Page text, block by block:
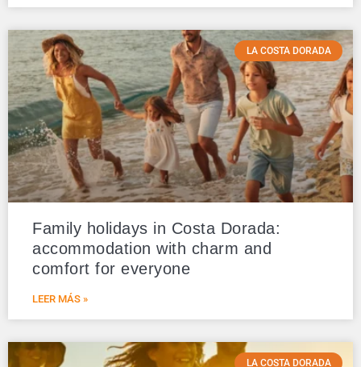
LA COSTA DORADA
Family holidays in Costa Dorada:
accommodation with charm and
comfort for everyone
LEER MÁS »
LA COSTA DORADA